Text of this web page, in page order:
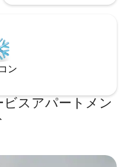
ン
スアパートメン